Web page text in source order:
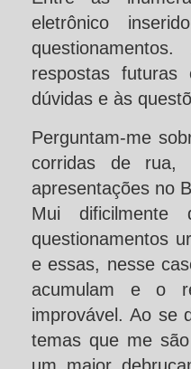
eletrônico
respostas
dúvidas e às
Perguntam-me
corridas de rua,
apresentações no
Mui
questionamentos
e essas, nesse
acumulam e o
improvável. Ao se
temas que me